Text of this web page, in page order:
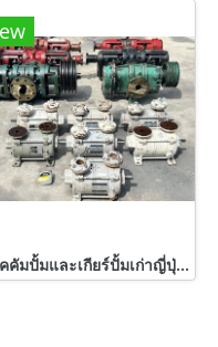
แวคคัมปั้มและเกียร์ปั้มเก่าญี่ปุ่น เข้ามาหลายตัว #สดจากนอกเก่าญี่ปุ่น